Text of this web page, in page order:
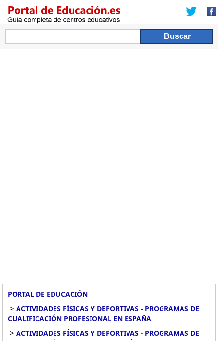
PORTAL DE EDUCACIÓN
> ACTIVIDADES FÍSICAS Y DEPORTIVAS - PROGRAMAS DE
CUALIFICACIÓN PROFESIONAL EN ESPAÑA
> ACTIVIDADES FÍSICAS Y DEPORTIVAS - PROGRAMAS DE